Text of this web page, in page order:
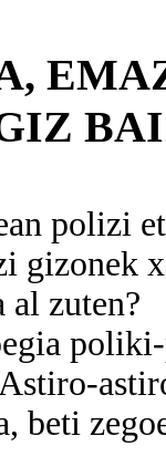
polizi
al zuten?
poliki-
beti